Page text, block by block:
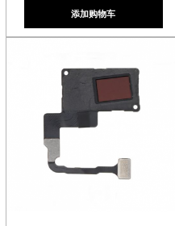
添加购物车